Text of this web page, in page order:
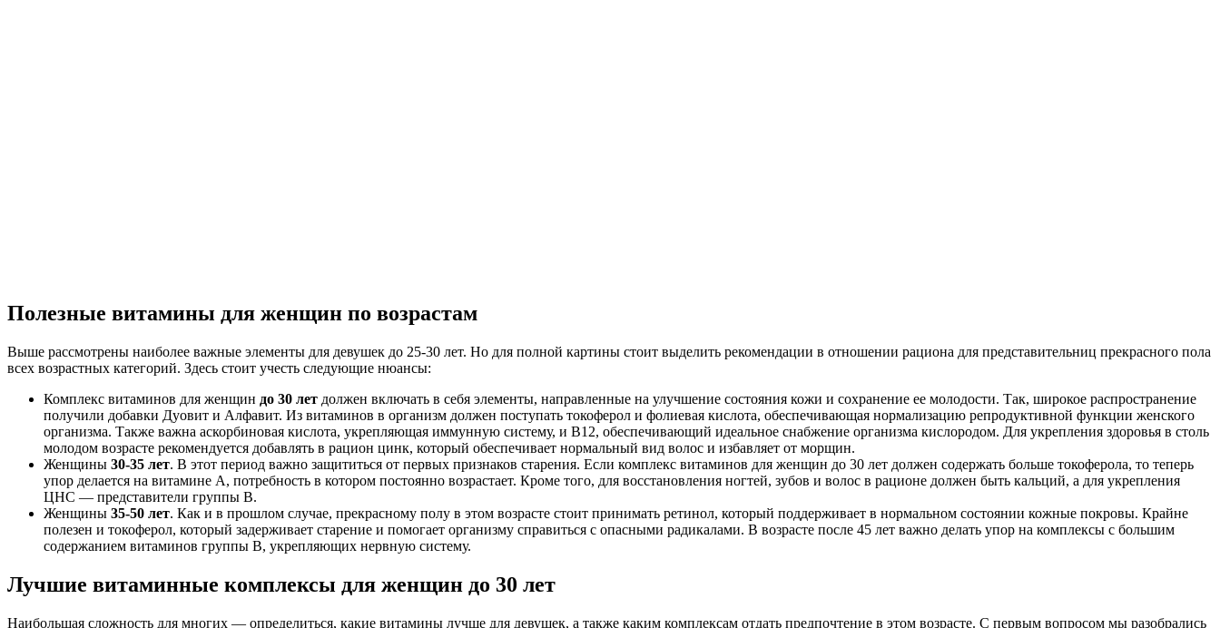
Полезные витамины для женщин по возрастам
Выше рассмотрены наиболее важные элементы для девушек до 25-30 лет. Но для полной картины стоит выделить рекомендации в отношении рациона для представительниц прекрасного пола
всех возрастных категорий. Здесь стоит учесть следующие нюансы:
Комплекс витаминов для женщин до 30 лет должен включать в себя элементы, направленные на улучшение состояния кожи и сохранение ее молодости. Так, широкое распространение
получили добавки Дуовит и Алфавит. Из витаминов в организм должен поступать токоферол и фолиевая кислота, обеспечивающая нормализацию репродуктивной функции женского
организма. Также важна аскорбиновая кислота, укрепляющая иммунную систему, и В12, обеспечивающий идеальное снабжение организма кислородом. Для укрепления здоровья в столь
молодом возрасте рекомендуется добавлять в рацион цинк, который обеспечивает нормальный вид волос и избавляет от морщин.
Женщины 30-35 лет. В этот период важно защититься от первых признаков старения. Если комплекс витаминов для женщин до 30 лет должен содержать больше токоферола, то теперь
упор делается на витамине А, потребность в котором постоянно возрастает. Кроме того, для восстановления ногтей, зубов и волос в рационе должен быть кальций, а для укрепления
ЦНС — представители группы В.
Женщины 35-50 лет. Как и в прошлом случае, прекрасному полу в этом возрасте стоит принимать ретинол, который поддерживает в нормальном состоянии кожные покровы. Крайне
полезен и токоферол, который задерживает старение и помогает организму справиться с опасными радикалами. В возрасте после 45 лет важно делать упор на комплексы с большим
содержанием витаминов группы В, укрепляющих нервную систему.
Лучшие витаминные комплексы для женщин до 30 лет
Наибольшая сложность для многих — определиться, какие витамины лучше для девушек, а также каким комплексам отдать предпочтение в этом возрасте. С первым вопросом мы разобрались